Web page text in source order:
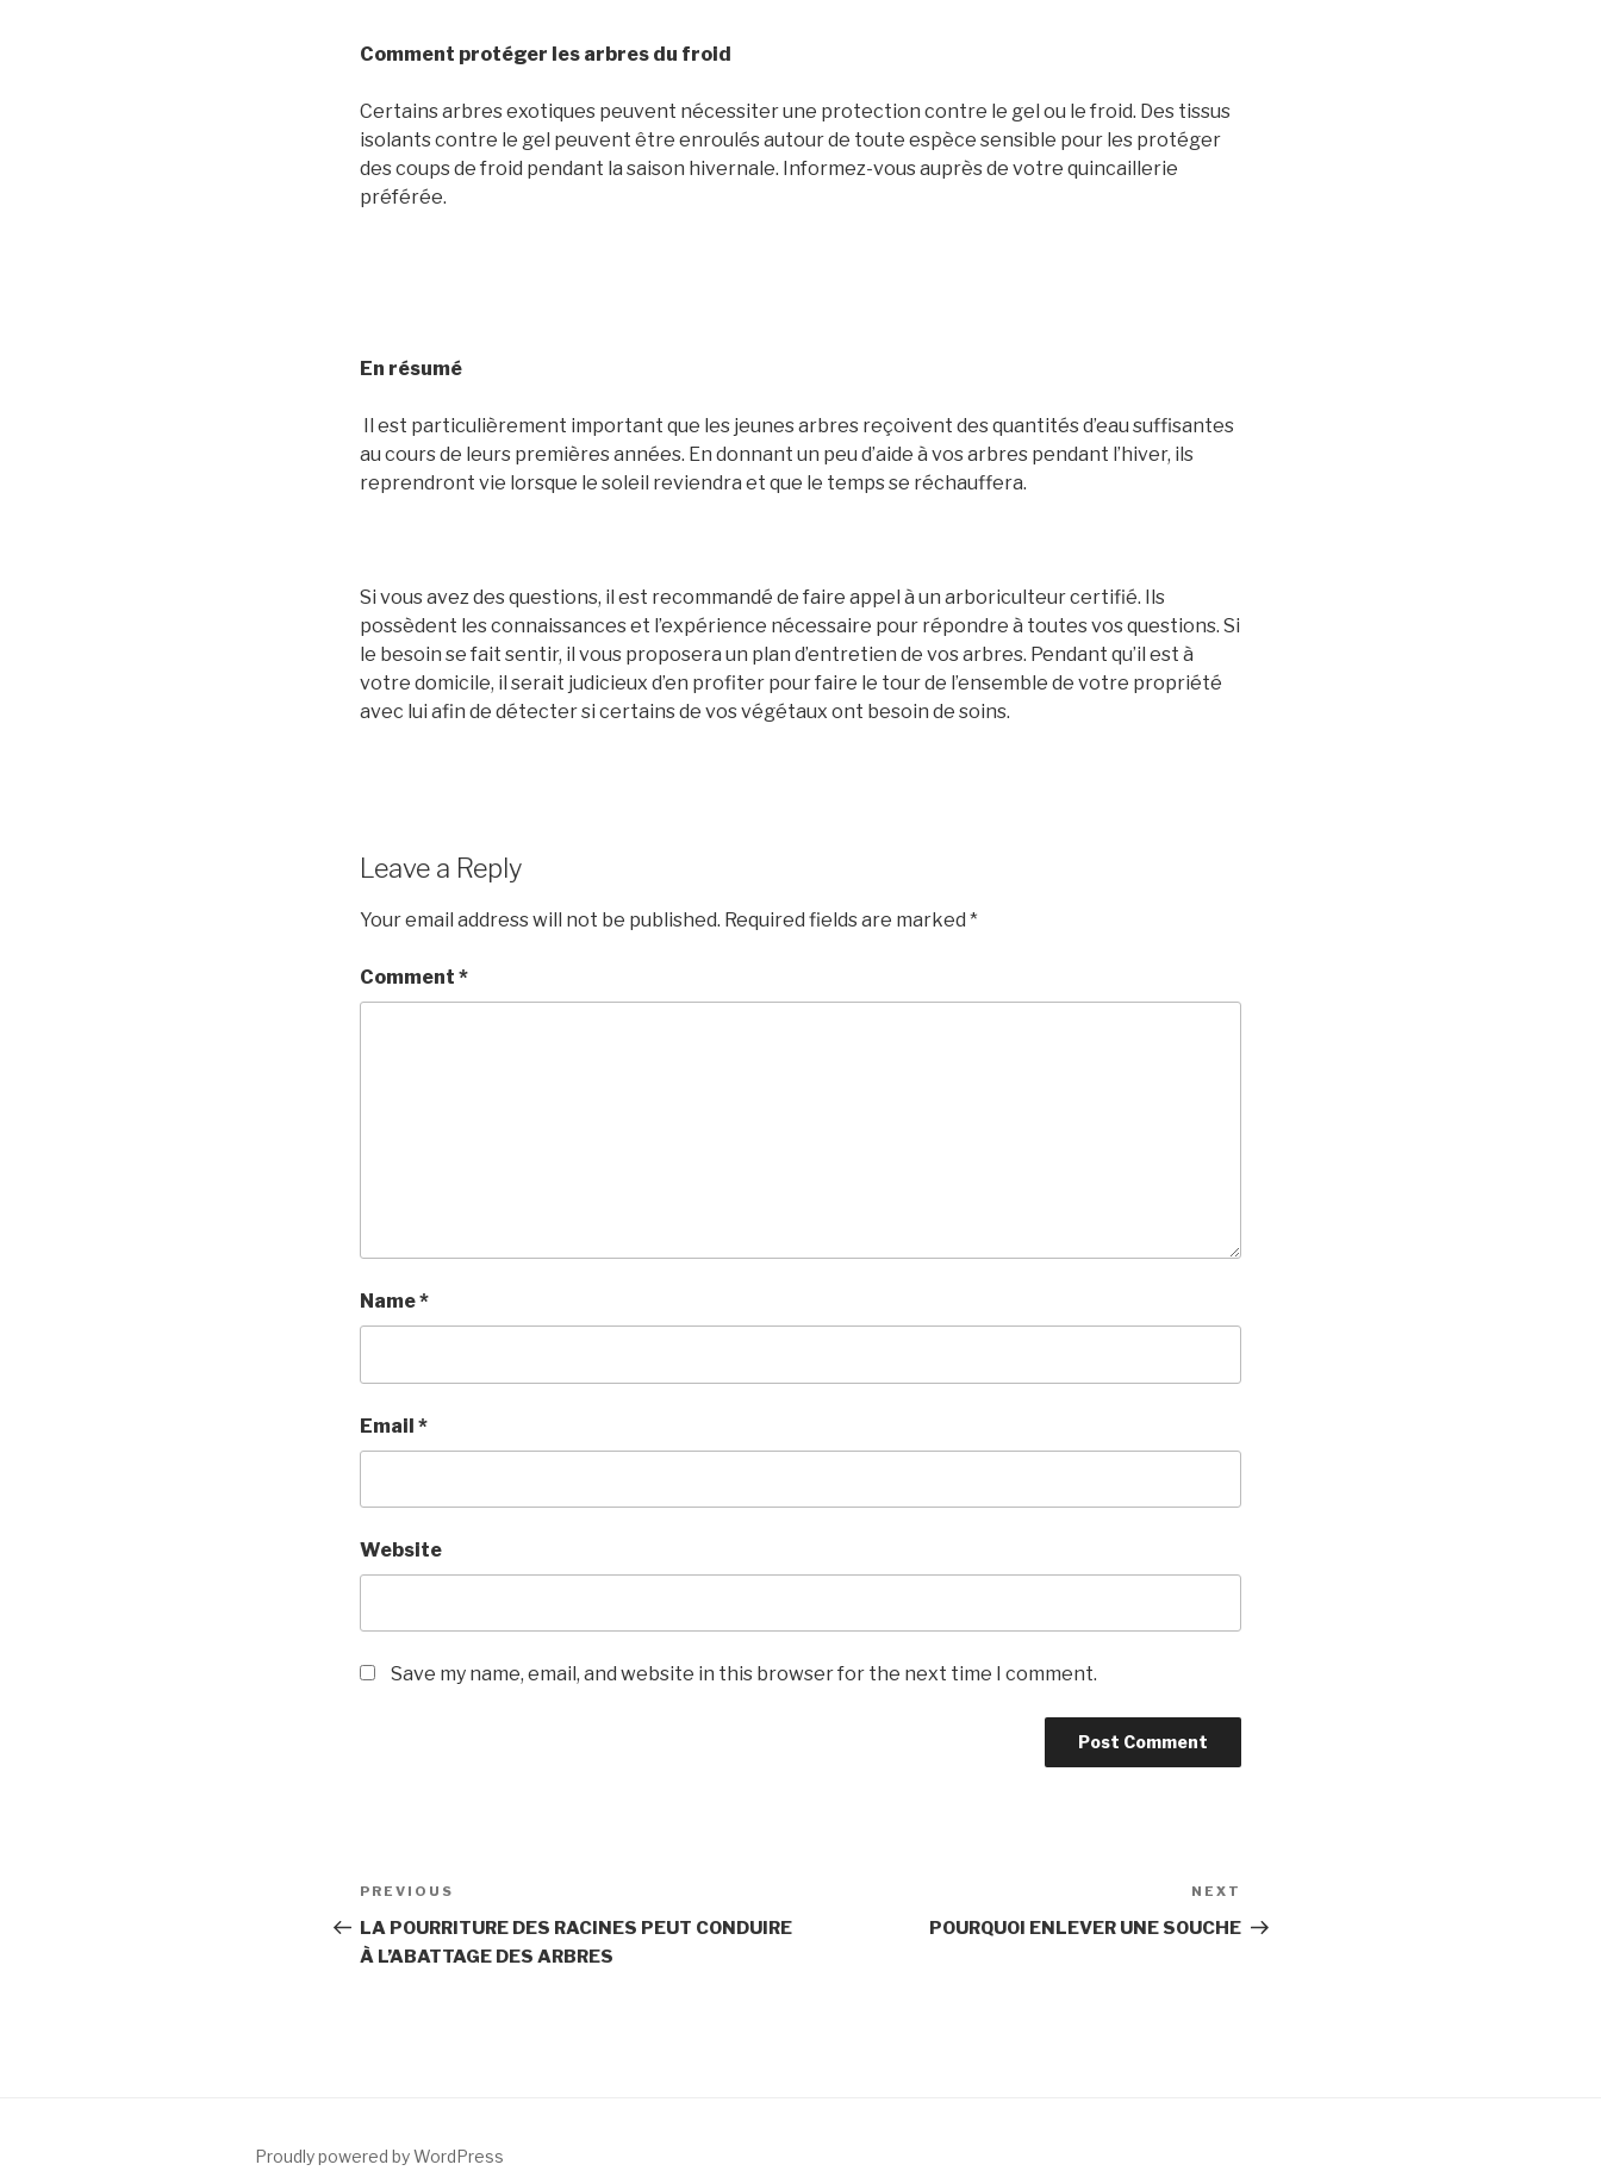
Comment protéger les arbres du froid
Certains arbres exotiques peuvent nécessiter une protection contre le gel ou le froid. Des tissus
isolants contre le gel peuvent être enroulés autour de toute espèce sensible pour les protéger
des coups de froid pendant la saison hivernale. Informez-vous auprès de votre quincaillerie
préférée.
En résumé
Il est particulièrement important que les jeunes arbres reçoivent des quantités d’eau suffisantes
au cours de leurs premières années. En donnant un peu d’aide à vos arbres pendant l’hiver, ils
reprendront vie lorsque le soleil reviendra et que le temps se réchauffera.
Si vous avez des questions, il est recommandé de faire appel à un arboriculteur certifié. Ils
possèdent les connaissances et l’expérience nécessaire pour répondre à toutes vos questions. Si
le besoin se fait sentir, il vous proposera un plan d’entretien de vos arbres. Pendant qu’il est à
votre domicile, il serait judicieux d’en profiter pour faire le tour de l’ensemble de votre propriété
avec lui afin de détecter si certains de vos végétaux ont besoin de soins.
Leave a Reply
Your email address will not be published. Required fields are marked *
Comment *
Name*
Email *
Website
Save my name, email, and website in this browser for the next time I comment.
Post
navigation
Previous
Post
PREVIOUS
LA POURRITURE DES RACINES PEUT CONDUIRE
À L’ABATTAGE DES ARBRES
Post
NEXT
POURQUOI ENLEVER UNE SOUCHE
Proudly powered by WordPress